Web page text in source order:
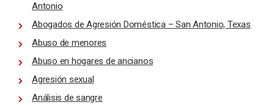
Antonio
Abogados de Agresión Doméstica – San Antonio, Texas
Abuso de menores
Abuso en hogares de ancianos
Agresión sexual
Análisis de sangre